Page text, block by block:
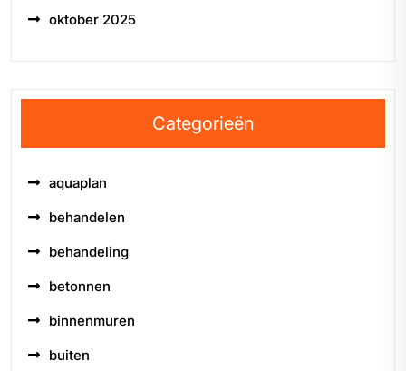
oktober 2025
Categorieën
aquaplan
behandelen
behandeling
betonnen
binnenmuren
buiten